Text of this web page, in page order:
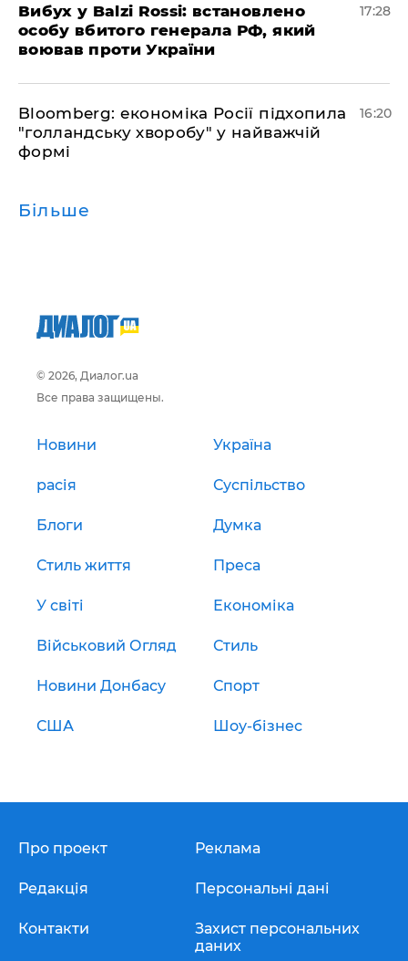
​Вибух у Balzi Rossi: встановлено
особу вбитого генерала РФ, який
воював проти України
17:28
Bloomberg: економіка Росії підхопила
"голландську хворобу" у найважчій
формі
16:20
Більше
© 2026, Диалог.ua
Все права защищены.
Новини Україна
расія Суспільство
Блоги Думка
Стиль життя Преса
У світі Економіка
Військовий Огляд Стиль
Новини Донбасу Спорт
США Шоу-бізнес
Про проект
Редакція
Контакти
Реклама
Персональні дані
Захист персональних
даних